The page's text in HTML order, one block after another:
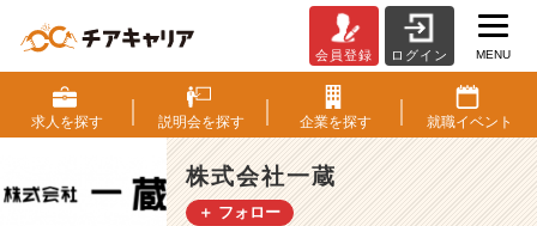
式
会
社
一
蔵
の
会員登録 ログイン MENU
求人を探す 説明会を探す 企業を探す 就職イベント
株式会社一蔵
＋ フォロー